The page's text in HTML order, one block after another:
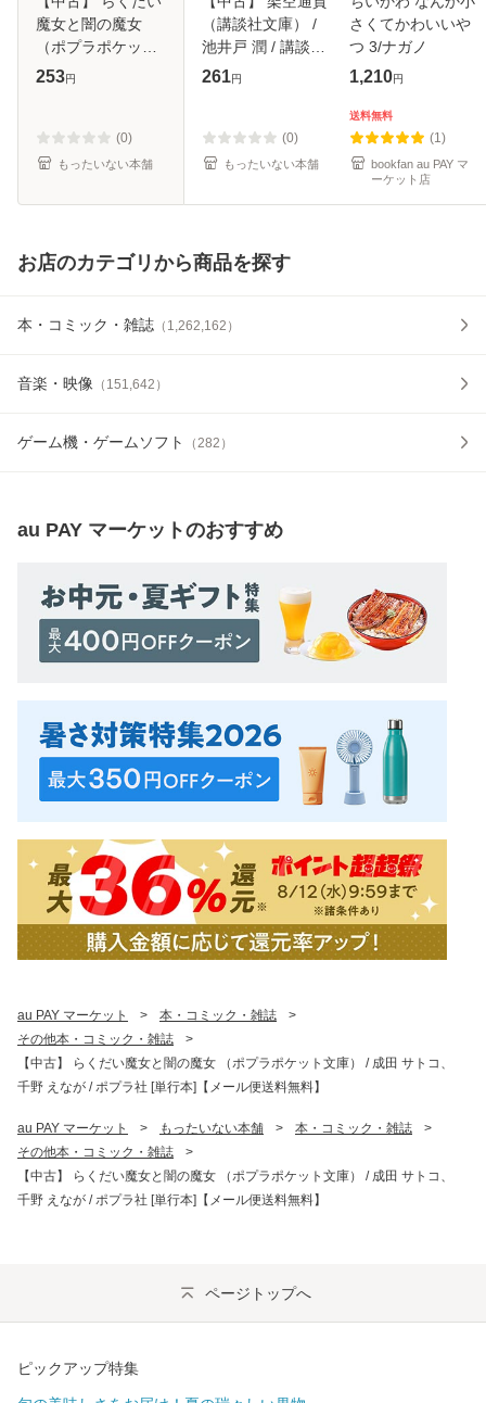
魔女と闇の魔女
（ポプラポケット
文庫） / 成田 サト
【メール便送料無
料】
253円
(0)
もったいない本舗
（講談社文庫） /
池井戸 潤 / 講談社
[文庫]【メール便送
261円
(0)
もったいない本舗
さくてかわいいや
つ 3/ナガノ
1,210円
送料無料
(1)
bookfan au PAY マ
ーケット店
お店のカテゴリから商品を探す
本・コミック・雑誌 （ 1,262,162 ）
音楽・映像 （ 151,642 ）
ゲーム機・ゲームソフト （282 ）
au PAY マーケットのおすすめ
au PAY マーケット > 本・コミック・雑誌
>
その他本・コミック・雑誌
>
【中古】 らくだい魔女と闇の魔女 （ポプラポケット文庫） / 成田 サトコ、
千野 えなが / ポプラ社 [単行本]【メール便送料無料】
au PAY マーケット > もったいない本舗 > 本・コミック・雑誌
>
その他本・コミック・雑誌
>
【中古】 らくだい魔女と闇の魔女 （ポプラポケット文庫） / 成田 サトコ、
千野 えなが / ポプラ社 [単行本]【メール便送料無料】
ページトップへ
ピックアップ特集